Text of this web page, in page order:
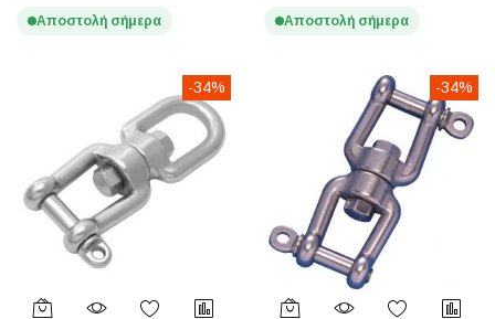
Αποστολή σήμερα Αποστολή σήμερα
-34% -34%